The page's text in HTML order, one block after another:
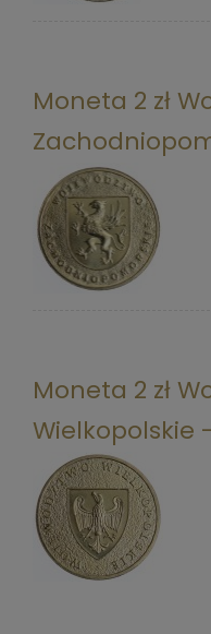
Moneta 2 zł
Moneta 2 zł
Wielkopolskie